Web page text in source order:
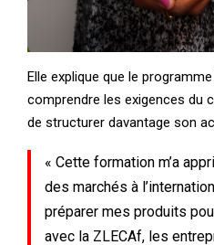
Elle explique que le
comprendre les exigences du
de structurer davantage son
« Cette formation m’a
des marchés à
préparer mes produits
avec la ZLECAf, les